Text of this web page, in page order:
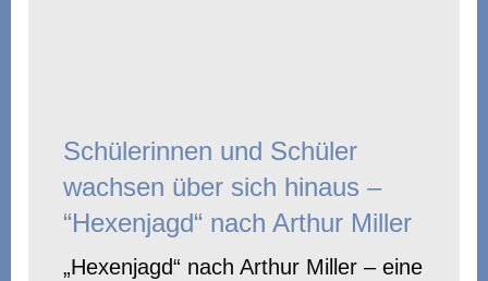
Schülerinnen und Schüler
wachsen über sich hinaus –
“Hexenjagd“ nach Arthur Miller
„Hexenjagd“ nach Arthur Miller – eine